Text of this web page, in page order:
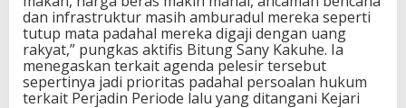
dan infrastruktur masih amburadul mereka seperti
tutup mata padahal mereka digaji dengan uang
rakyat,” pungkas aktifis Bitung Sany Kakuhe. Ia
menegaskan terkait agenda pelesir tersebut
sepertinya jadi prioritas padahal persoalan hukum
terkait Perjadin Periode lalu yang ditangani Kejari